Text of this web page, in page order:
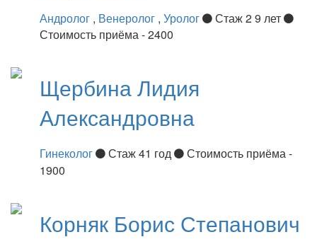
Андролог , Венеролог , Уролог
Стаж 2 9 лет
Стоимость приёма - 2400
ЩербинаЛидия
Александровна
Гинеколог Стаж 41 год
Стоимость приёма -
1900
Корняк Борис Степанович